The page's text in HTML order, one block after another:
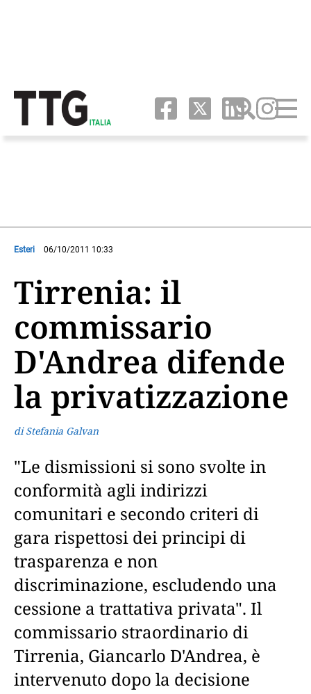
Esteri 06/10/2011 10:33
Tirrenia: il
commissario
D'Andrea difende
la privatizzazione
di Stefania Galvan
"Le dismissioni si sono svolte in
conformità agli indirizzi
comunitari e secondo criteri di
gara rispettosi dei principi di
trasparenza e non
discriminazione, escludendo una
cessione a trattativa privata". Il
commissario straordinario di
Tirrenia, Giancarlo D'Andrea, è
intervenuto dopo la decisione